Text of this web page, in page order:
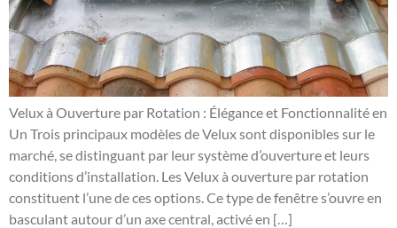
Velux à Ouverture par Rotation : Élégance et Fonctionnalité en
Un Trois principaux modèles de Velux sont disponibles sur le
marché, se distinguant par leur système d’ouverture et leurs
conditions d’installation. Les Velux à ouverture par rotation
constituent l’une de ces options. Ce type de fenêtre s’ouvre en
basculant autour d’un axe central, activé en […]